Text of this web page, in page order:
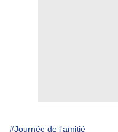
#Journée de l'amitié